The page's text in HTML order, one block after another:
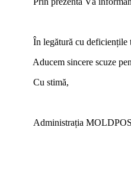
În legătură cu deficiențile
Aducem sincere scuze
Cu stimă,
Administrația